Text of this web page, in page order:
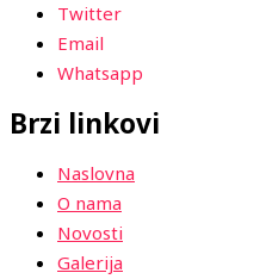
Twitter
Email
Whatsapp
Brzi linkovi
Naslovna
O nama
Novosti
Galerija